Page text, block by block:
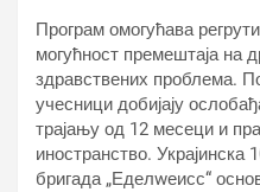
Програм омогућава
могућност премештаја на
здравствених проблема.
учесници добијају
трајању од 12 месеци и
иностранство. Украјинска
бригада „Еделwеисс“